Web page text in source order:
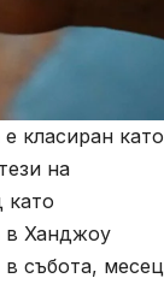
класиран като
на
като
в Ханджоу
събота, месец